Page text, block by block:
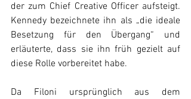
der zum Chief Creative Officer aufsteigt.
Kennedy bezeichnete ihn als „die ideale
Besetzung für den Übergang“ und
erläuterte, dass sie ihn früh gezielt auf
diese Rolle vorbereitet habe.
Da Filoni ursprünglich aus dem